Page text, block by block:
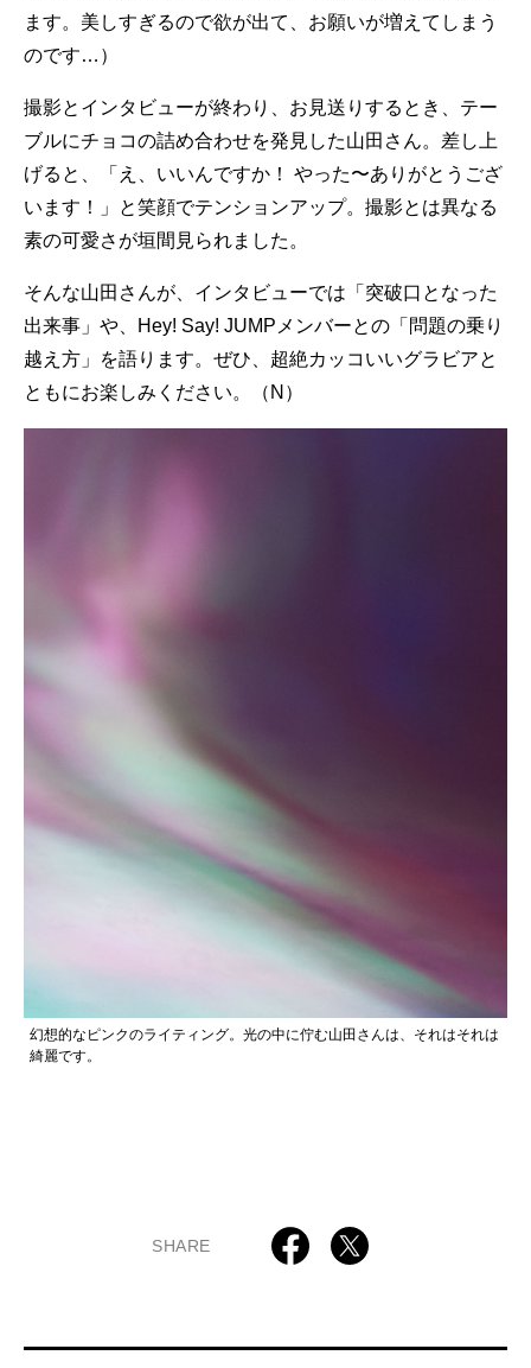
ます。美しすぎるので欲が出て、お願いが増えてしまう
のです…）
撮影とインタビューが終わり、お見送りするとき、テー
ブルにチョコの詰め合わせを発見した山田さん。差し上
げると、「え、いいんですか！ やった〜ありがとうござ
います！」と笑顔でテンションアップ。撮影とは異なる
素の可愛さが垣間見られました。
そんな山田さんが、インタビューでは「突破口となった
出来事」や、Hey! Say! JUMPメンバーとの「問題の乗り
越え方」を語ります。ぜひ、超絶カッコいいグラビアと
ともにお楽しみください。（N）
幻想的なピンクのライティング。光の中に佇む山田さんは、それはそれは
綺麗です。
SHARE